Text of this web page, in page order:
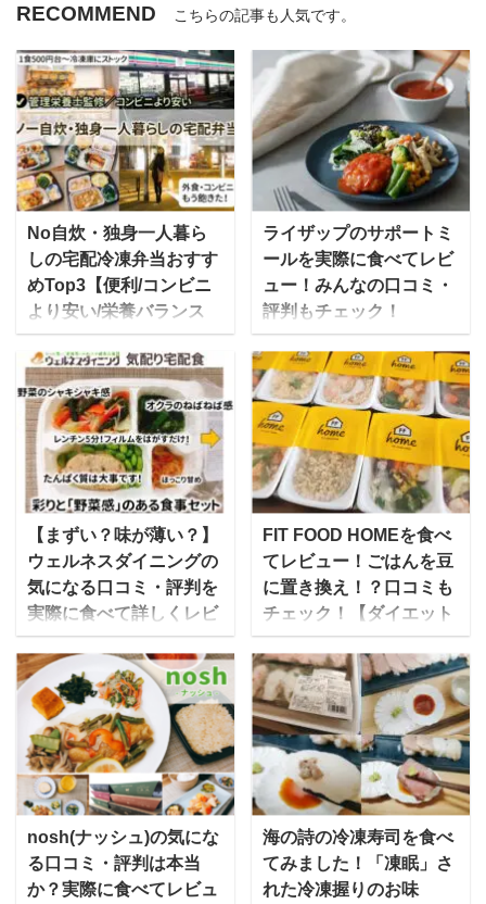
RECOMMEND こちらの記事も人気です。
No自炊・独身一人暮ら
しの宅配冷凍弁当おすす
めTop3【便利/コンビニ
より安い/栄養バランス
◎】
[toc] 独身一人暮らし。仕
事が終われば後は自分の
時間ですが・・・ 「あ～
あ、今日も帰りはこんな
時間」 「いつまでもこん
な食生活でいいのか
な・・・」 「健康診断の
数値も年々悪くなってい
ってるような・・・」
「でも自炊するの面倒く
さっさとお風呂入ってネ
ット見て寝たい」 そんな
方には冷凍庫にストック
できる宅配弁当・宅食
（食事宅配）をおすすめ
します！ 独身一人暮らし
向け 宅配冷凍弁当選びの
ポイント 宅配便で届いて
冷凍庫にストックできる
電子レンジ解凍5～6分で
ライザップのサポートミ
ールを実際に食べてレビ
ュー！みんなの口コミ・
評判もチェック！
でお馴染みのライザップ
から、一人ではなかなか
続かないボディメイクを
サポートするための「高
たんぱく低糖質」な宅食
が誕生しています。 ライ
ザップでは無理せず続け
られるように、パーソナ
ルトレーナーや管理栄養
士の手厚いサポートを受
活習慣を改善し、理想の
体形を目指す手伝いをす
るためのマンツーマンに
よるボディメイクの他に
も、もっと手軽にライザ
ップを体験できるように
オンラインショップも展
開しています。 関連記
事：サポートミールの開
発にも携わった、RIZAP
【まずい？味が薄い？】
ウェルネスダイニングの
気になる口コミ・評判を
実際に食べて詳しくレビ
ュー
ウェルネスダイニングは
食事制限専門の宅配食サ
ービスで、カロリーや塩
分・糖質などを制限した
4つの食事制限コース
と、ダイエットや健康維
持のための2つの通常食
コースがあります。 食べ
たいときにレンジでチン
FIT FOOD HOMEを食べ
てレビュー！ごはんを豆
に置き換え！？口コミも
チェック！【ダイエット
◎】
FIT FOOD HOME（フィ
ットフードホーム）は、
美味しく栄養たっぷりの
食事を提供してくれる宅
食サービス。 普段の食卓
に並べられるメニューは
もちろん、ダイエットし
ている人向けや美容を意
識した人向けのメニュ
nosh(ナッシュ)の気にな
る口コミ・評判は本当
か？実際に食べてレビュ
海の詩の冷凍寿司を食べ
てみました！「凍眠」さ
れた冷凍握りのお味